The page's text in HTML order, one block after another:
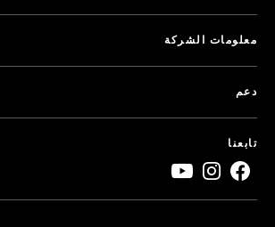
معلومات الشركة
دعم
تابعنا